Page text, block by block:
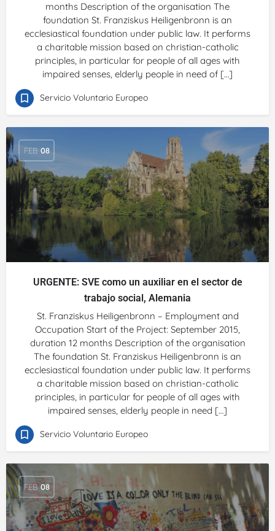
months Description of the organisation The
foundation St. Franziskus Heiligenbronn is an
ecclesiastical foundation under public law. It performs
a charitable mission based on christian-catholic
principles, in particular for people of all ages with
impaired senses, elderly people in need of […]
Servicio Voluntario Europeo
FEB 08
URGENTE: SVE como un auxiliar en el sector de
trabajo social, Alemania
St. Franziskus Heiligenbronn – Employment and
Occupation Start of the Project: September 2015,
duration 12 months Description of the organisation
The foundation St. Franziskus Heiligenbronn is an
ecclesiastical foundation under public law. It performs
a charitable mission based on christian-catholic
principles, in particular for people of all ages with
impaired senses, elderly people in need […]
Servicio Voluntario Europeo
FEB 08